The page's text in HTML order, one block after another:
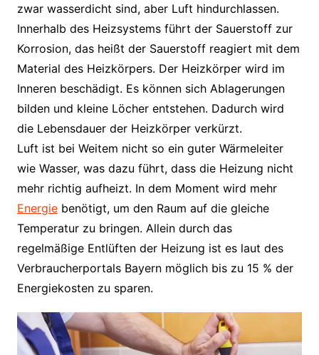
zwar wasserdicht sind, aber Luft hindurchlassen.
Innerhalb des Heizsystems führt der Sauerstoff zur
Korrosion, das heißt der Sauerstoff reagiert mit dem
Material des Heizkörpers. Der Heizkörper wird im
Inneren beschädigt. Es können sich Ablagerungen
bilden und kleine Löcher entstehen. Dadurch wird
die Lebensdauer der Heizkörper verkürzt.
Luft ist bei Weitem nicht so ein guter Wärmeleiter
wie Wasser, was dazu führt, dass die Heizung nicht
mehr richtig aufheizt. In dem Moment wird mehr
Energiebenötigt, um den Raum auf die gleiche
Temperatur zu bringen. Allein durch das
regelmäßige Entlüften der Heizung ist es laut des
Verbraucherportals Bayern möglich bis zu 15 % der
Energiekosten zu sparen.